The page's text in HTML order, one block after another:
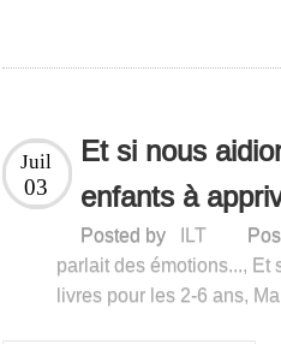
Et si nous
enfants à
Juil
03
Posted by ILT
parlait des émotions..., Et
livres pour les 2-6 ans,